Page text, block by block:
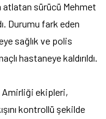
atlatan sürücü Mehmet
Durumu fark eden
sağlık ve polis
hastaneye kaldırıldı.
Amirliği ekipleri,
kontrollü şekilde